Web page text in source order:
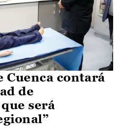
Cuenca contará
de
será